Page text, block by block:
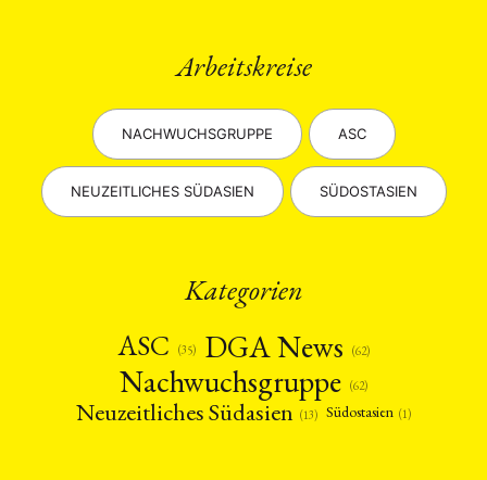
Arbeitskreise
NACHWUCHSGRUPPE ASC
NEUZEITLICHES SÜDASIEN SÜDOSTASIEN
Kategorien
ASC
(35) DGA News (62)
Nachwuchsgruppe (62)
Neuzeitliches Südasien (13) Südostasien (1)